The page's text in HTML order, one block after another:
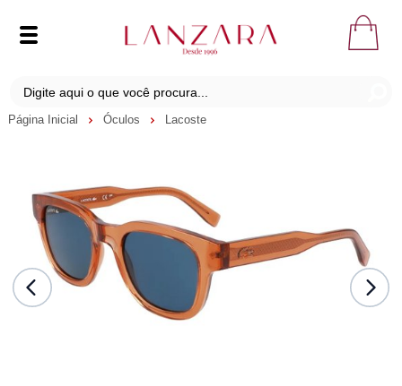
Página Inicial Óculos Lacoste